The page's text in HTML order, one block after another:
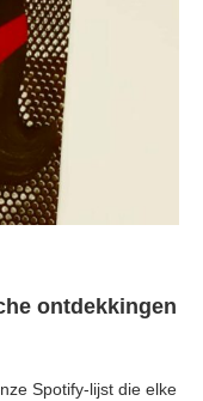
ontdekkingen
Spotify-lijst die elke